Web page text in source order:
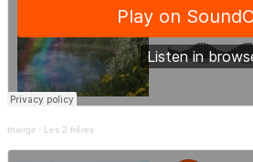
thiergir · Les 2 frêres